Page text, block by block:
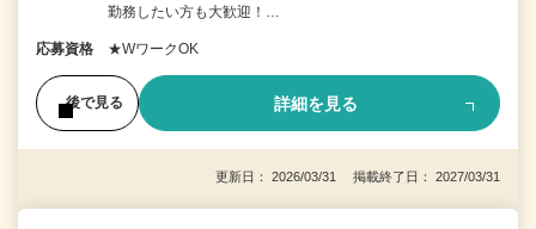
勤務したい方も大歓迎！…
応募資格 ★WワークOK
後で見る 詳細を見る
更新日： 2026/03/31 掲載終了日： 2027/03/31